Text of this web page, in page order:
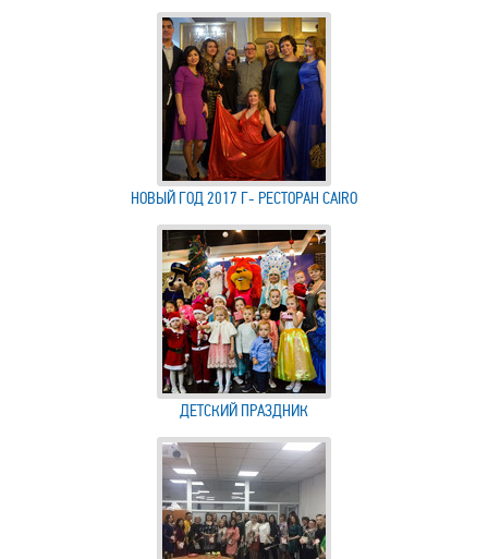
НОВЫЙ ГОД 2017 Г- РЕСТОРАН CAIRO
ДЕТСКИЙ ПРАЗДНИК